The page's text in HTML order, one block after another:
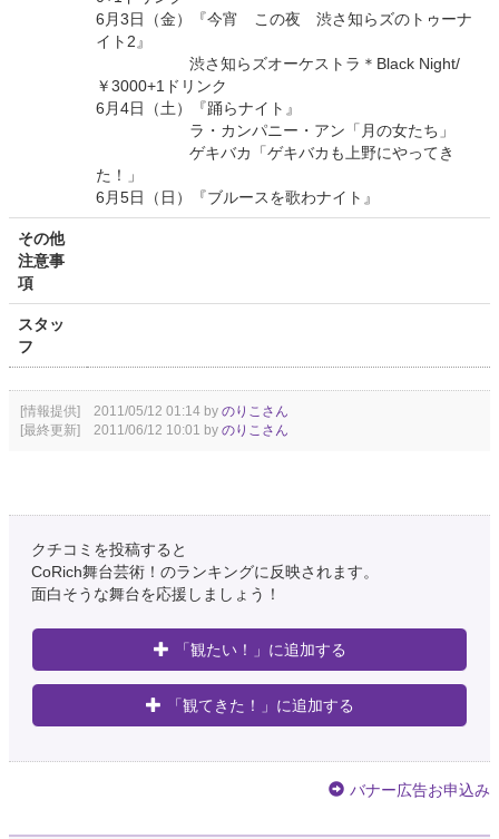
6月3日（金）『今宵 この夜 渋さ知らズのトゥーナ
イト2』
渋さ知らズオーケストラ＊Black Night/
￥3000+1ドリンク
6月4日（土）『踊らナイト』
ラ・カンパニー・アン「月の女たち」
ゲキバカ「ゲキバカも上野にやってき
た！」
6月5日（日）『ブルースを歌わナイト』
その他
注意事
項
スタッ
フ
[情報提供] 2011/05/12 01:14 by のりこさん
[最終更新] 2011/06/12 10:01 by のりこさん
クチコミを投稿すると
CoRich舞台芸術！のランキングに反映されます。
面白そうな舞台を応援しましょう！
「観たい！」に追加する
「観てきた！」に追加する
バナー広告お申込み